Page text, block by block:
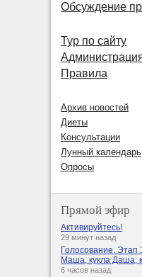
Обсуждение
Тур по сайту
Правила
Архив новостей
Диеты
Консультации
Лунный календарь
Опросы
Прямой эфир
Активируйтесь!
29 минут назад
Голосование. Этап
Маша, кукла Даша,
6 часов назад